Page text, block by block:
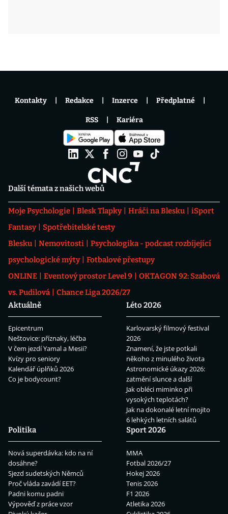
Další témata z našich webů
Moje Psychologie Blesk Tlapky Hráči na Blesku
iSport
Fantasy
Spotřebitelské testy
Blesku
Nemovitosti
Psychologika - podcast rozbíjející
psychologické mýty
Fotbalové přestupy
ONLINE
Eventový prostor Level 9
OKTAGON 92: Szabová
vs. Pudilová
Chance Liga 2026/27
Aktuálně
Epicentrum
Neštovice: příznaky, léčba
V čem jezdí Yamal a Mesii?
Kvízy pro seniory
Kalendář úplňků 2026
Co je bodycount?
Léto 2026
Karlovarský filmový festival
2026
Znamení, že jste potkali
někoho z minulého života
Astronomické úkazy 2026:
zatmění slunce a další
Jak obléci miminko při
vysokých teplotách?
Jak na dokonalé letní mojito
6 lehkých letních salátů
Politika
Nová superdávka: kdo na ní
dosáhne?
Sjezd sudetských Němců
Proč vláda zavádí EET?
Padni komu padni
Výpověď z práce vzor
Sport 2026
MMA
Fotbal 2026/27
Hokej 2026
Tenis 2026
F1 2026
Atletika 2026
Kontakty Redakce Inzerce Předplatné
RSS Kariéra